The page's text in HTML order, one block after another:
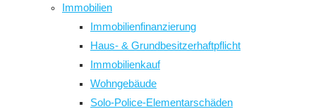
Immobilien
Immobilienfinanzierung
Haus- & Grundbesitzerhaftpflicht
Immobilienkauf
Wohngebäude
Solo-Police-Elementarschäden